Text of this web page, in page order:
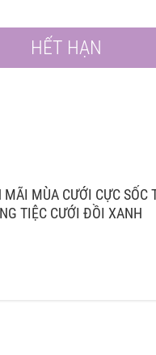
HẾT HẠN
MÃI MÙA CƯỚI CỰC SỐC
TIỆC CƯỚI ĐỒI XANH